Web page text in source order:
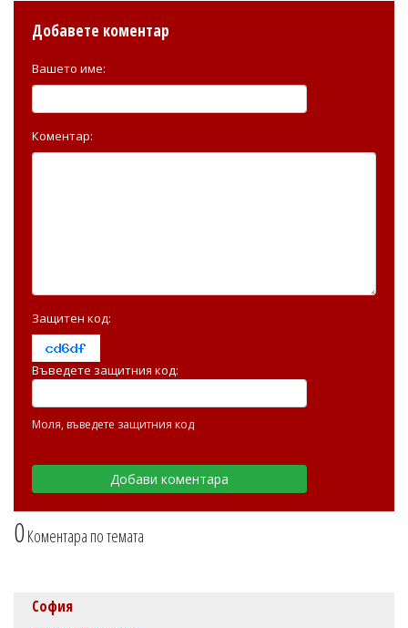
0Коментара по темата
Добавете коментар
Вашето име:
Коментар:
Защитен код:
Въведете защитния код:
Моля, въведете защитния код
София